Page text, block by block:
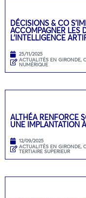
DÉCISIONS & CO
ACCOMPAGNER LES
L’INTELLIGENCE
25/11/2025
ACTUALITÉS EN GIRONDE,
NUMÉRIQUE
ALTHÉA RENFORCE
UNE IMPLANTATION
12/09/2025
ACTUALITÉS EN GIRONDE,
TERTIAIRE SUPERIEUR